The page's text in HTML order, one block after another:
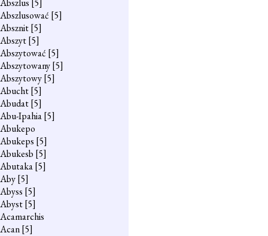
Abszlus [5]
Abszlusować [5]
Absznit[5]
Abszyt[5]
Abszytować [5]
Abszytowany[5]
Abszytowy[5]
Abucht[5]
Abudat[5]
Abu-Ipahia[5]
Abukepo
Abukeps [5]
Abukesb [5]
Abutaka[5]
Aby[5]
Abyss [5]
Abyst[5]
Acamarchis
Acan[5]